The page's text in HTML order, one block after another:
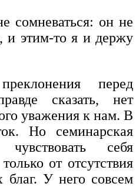
сомневаться: он не
и этим-то я и держу
перед
сказать, нет
уважения к нам. В
Но семинарская
себя
от отсутствия
благ. У него совсем